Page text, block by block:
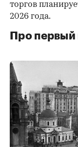
торгов
2026 года.
Про